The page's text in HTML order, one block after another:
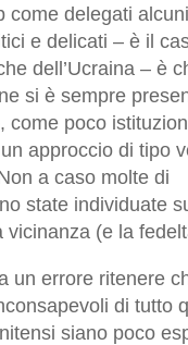
come delegati
e delicati – è il
dell’Ucraina – è
si è sempre
come poco
approccio di tipo
a caso molte di
state individuate
vicinanza (e la
un errore ritenere
di tutto
siano poco